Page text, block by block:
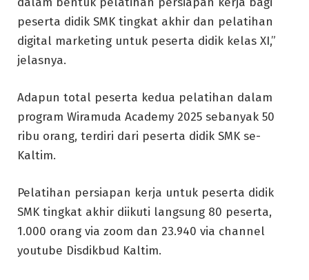
peserta didik SMK tingkat akhir dan pelatihan
digital marketing untuk peserta didik kelas XI,”
jelasnya.
Adapun total peserta kedua pelatihan dalam
program Wiramuda Academy 2025 sebanyak 50
ribu orang, terdiri dari peserta didik SMK se-
Kaltim.
Pelatihan persiapan kerja untuk peserta didik
SMK tingkat akhir diikuti langsung 80 peserta,
1.000 orang via zoom dan 23.940 via channel
youtube Disdikbud Kaltim.